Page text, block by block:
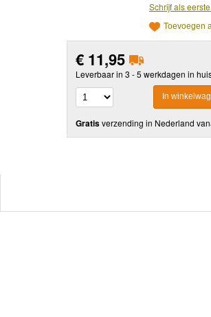
Schrijf als
Toevoegen
€ 11,95
Leverbaar in 3 - 5 werkdagen in
In
Gratisverzending in Nederland